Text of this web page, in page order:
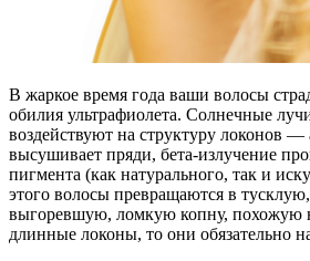
В жаркое время года ваши волосы
обилия ультрафиолета. Солнечные
воздействуют на структуру локонов —
высушивает пряди, бета-излучение
пигмента (как натурального, так и
этого волосы превращаются в
выгоревшую, ломкую копну, похожую
длинные локоны, то они обязательно